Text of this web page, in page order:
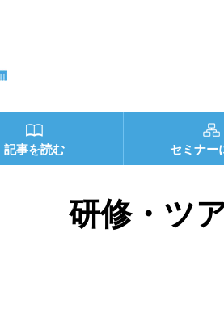
記事を読む セミナー
研修・ツ